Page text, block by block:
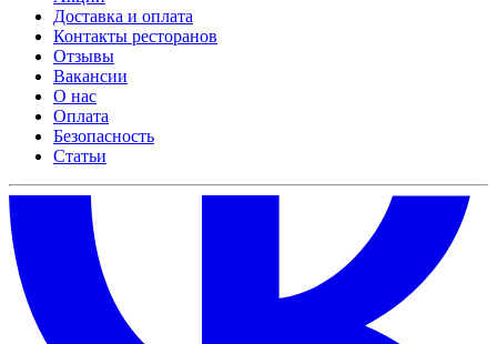
Доставка и оплата
Контакты ресторанов
Отзывы
Вакансии
О нас
Оплата
Безопасность
Статьи